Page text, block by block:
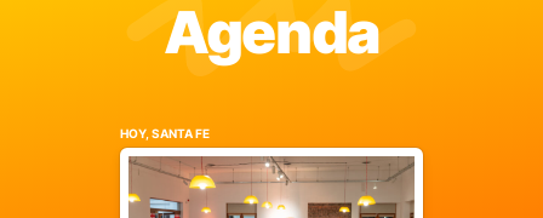
Agenda
HOY, SANTA FE